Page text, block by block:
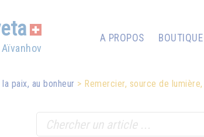
A PROPOS BOUTIQUE
paix, au bonheur Remercier, source de